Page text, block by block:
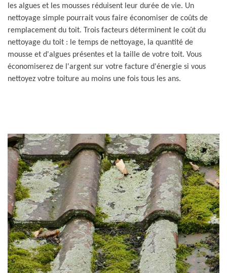
les algues et les mousses réduisent leur durée de vie. Un
nettoyage simple pourrait vous faire économiser de coûts de
remplacement du toit. Trois facteurs déterminent le coût du
nettoyage du toit : le temps de nettoyage, la quantité de
mousse et d'algues présentes et la taille de votre toit. Vous
économiserez de l'argent sur votre facture d'énergie si vous
nettoyez votre toiture au moins une fois tous les ans.